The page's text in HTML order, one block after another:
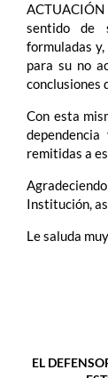
sentido de
formuladas
para su no
conclusiones
Con esta
remitidas a
Institución,
Le saluda
EL